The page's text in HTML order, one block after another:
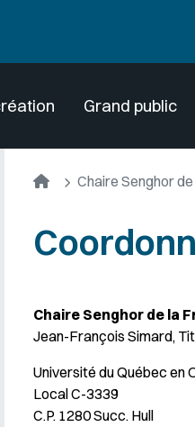
Grand public
Accueil
Chaire Senghor de la
Jean-François Simard,
Université du Québec en
Local C-3339
C.P. 1280 Succ. Hull